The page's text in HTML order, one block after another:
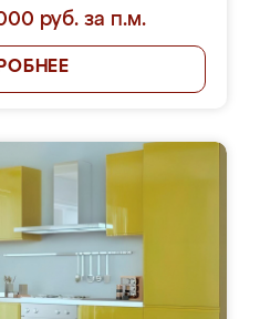
руб. за п.м.